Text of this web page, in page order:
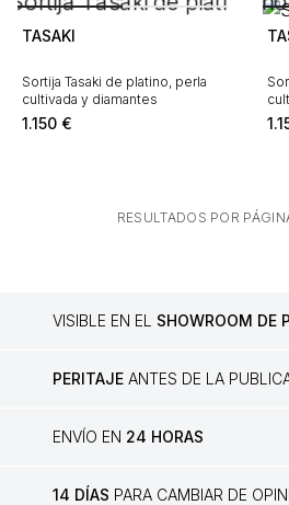
TASAKI
Sortija Tasaki de platino, perla
cultivada y diamantes
1.150 €
RESULTADOS POR
VISIBLE EN EL SHOWROOM DE
PERITAJE ANTES DE LA
ENVÍO EN 24 HORAS
14 DÍAS PARA CAMBIAR DE